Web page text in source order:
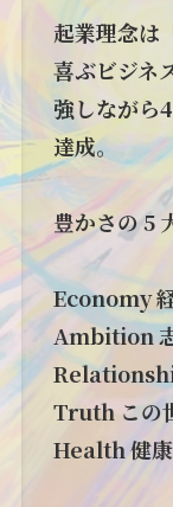
起業理念は
喜ぶビジネ
強しながら
達成。
豊かさの 5
Economy
Ambition
Truth この
Health 健